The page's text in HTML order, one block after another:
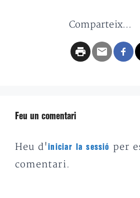
Comparteix...
Feu un comentari
Heu d'iniciar la sessió
per
comentari.